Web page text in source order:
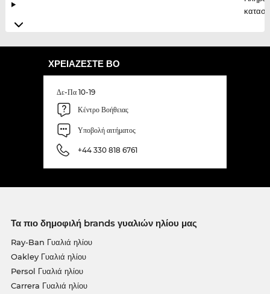
ΧΡΕΙΆΖΕΣΤΕ ΒΟ
Δε-Πα 10-19
Κέντρο Βοήθειας
Υποβολή αιτήματος
+44 330 818 6761
Τα πιο δημοφιλή brands γυαλιών ηλίου μας
Ray-Ban Γυαλιά ηλίου
Oakley Γυαλιά ηλίου
Persol Γυαλιά ηλίου
Carrera Γυαλιά ηλίου